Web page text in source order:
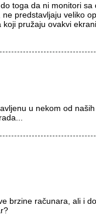
toga da ni monitori
predstavljaju veliko
koji pružaju ovakvi
u nekom od
brzine računara, ali i